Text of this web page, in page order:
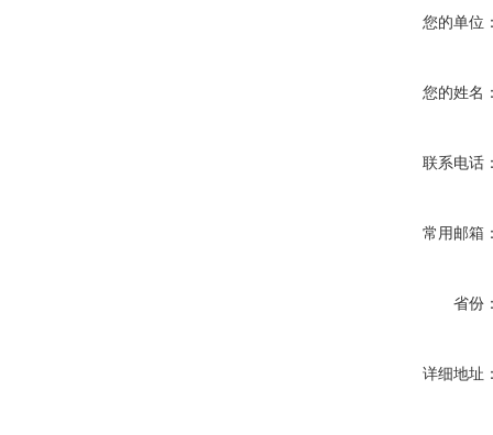
您的单位
您的姓名
联系电话
常用邮箱
省份
详细地址